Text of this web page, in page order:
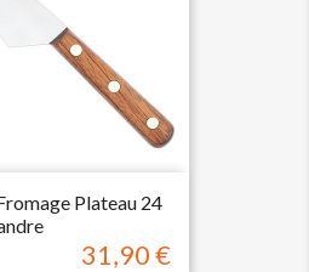
Plateau 24
Prix
31,90 €